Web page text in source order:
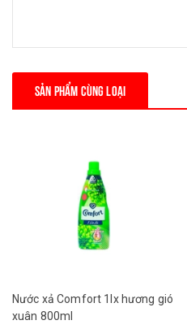
SẢN PHẨM CÙNG LOẠI
Nước xả Comfort 1lx hương gió
xuân 800ml